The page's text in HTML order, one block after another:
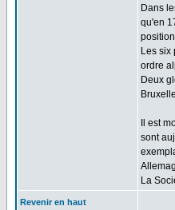
Dans
qu'en
Les six
ordre
Deux
Il est
sont
La
Revenir en haut